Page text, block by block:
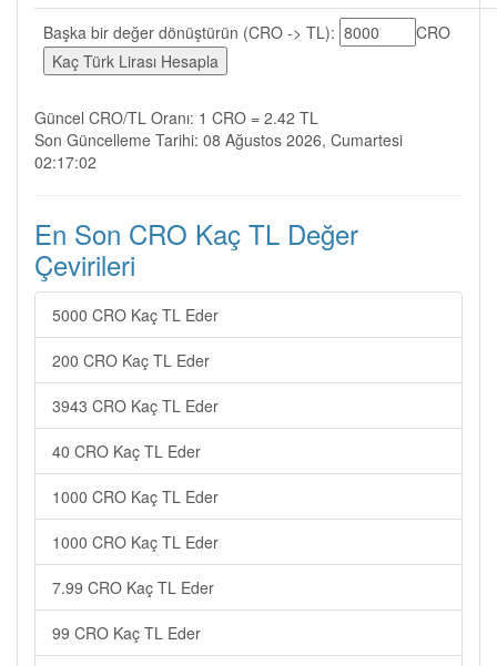
Başka bir değer dönüştürün (CRO -> TL):
CRO
Güncel CRO/TL Oranı: 1 CRO = 2.42 TL
Son Güncelleme Tarihi: 08 Ağustos 2026, Cumartesi
02:17:02
En Son CRO Kaç TL Değer
Çevirileri
5000 CRO Kaç TL Eder
200 CRO Kaç TL Eder
3943 CRO Kaç TL Eder
40 CRO Kaç TL Eder
1000 CRO Kaç TL Eder
1000 CRO Kaç TL Eder
7.99 CRO Kaç TL Eder
99 CRO Kaç TL Eder